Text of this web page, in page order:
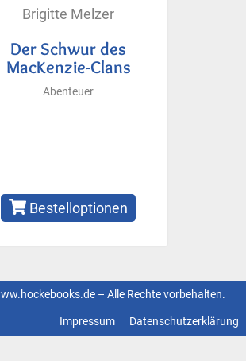
Brigitte Melzer
Der Schwur des
MacKenzie-Clans
Abenteuer
Bestelloptionen
– Alle Rechte vorbehalten.
Datenschutzerklärung
Impressum